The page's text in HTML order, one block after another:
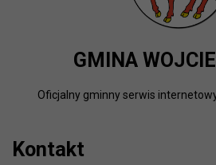
GMINA
Oficjalny gminny serwis
Kontakt